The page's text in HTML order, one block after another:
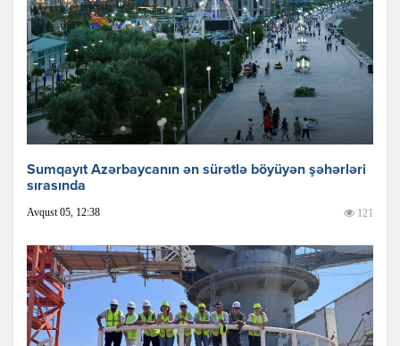
Sumqayıt Azərbaycanın ən sürətlə böyüyən şəhərləri
sırasında
Avqust 05, 12:38 121